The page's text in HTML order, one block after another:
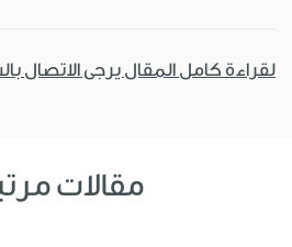
لقراءة كامل المقال يرجى
مقالات